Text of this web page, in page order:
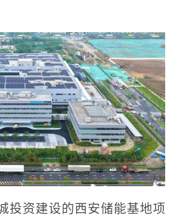
投资建设的西安储能基地项